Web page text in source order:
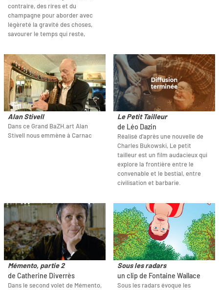
contraire, des rires et du
champagne pour aborder avec
légèreté la gravité des choses,
savourer le temps qui reste,
Alan Stivell
Dans ce Grand BaZH.art Alan
Stivell nous emmène à Carnac
Le Petit Tailleur
de Léo Dazin
Réalisé d’après une nouvelle de
Charles Bukowski, Le petit
tailleur est un film audacieux qui
explore la frontière entre le
convenable et le bestial, entre
civilisation et barbarie.
Mémento, partie 2
de Catherine Diverrès
Dans le second volet de Mémento,
Sous les radars
un clip de Fontaine Wallace
Sous les radars évoque les